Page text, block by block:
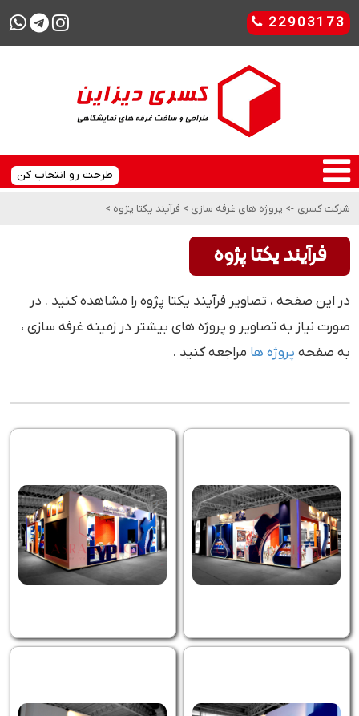
22903173
طرحت رو انتخاب کن
شرکت کسری -> پروژه های غرفه سازی > فرآیند یکتا پژوه >
فرآیند یکتا پژوه
در این صفحه ، تصاویر فرآیند یکتا پژوه را مشاهده کنید . در
صورت نیاز به تصاویر و پروژه های بیشتر در زمینه غرفه سازی ،
به صفحه پروژه ها مراجعه کنید .